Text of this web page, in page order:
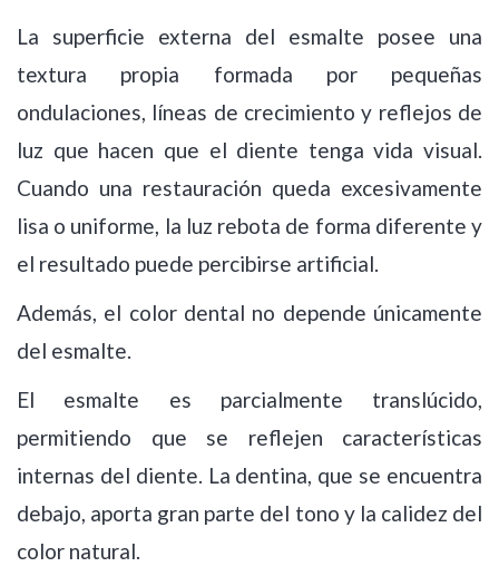
La superficie externa del esmalte posee una
textura propia formada por pequeñas
ondulaciones, líneas de crecimiento y reflejos de
luz que hacen que el diente tenga vida visual.
Cuando una restauración queda excesivamente
lisa o uniforme, la luz rebota de forma diferente y
el resultado puede percibirse artificial.
Además, el color dental no depende únicamente
del esmalte.
El esmalte es parcialmente translúcido,
permitiendo que se reflejen características
internas del diente. La dentina, que se encuentra
debajo, aporta gran parte del tono y la calidez del
color natural.